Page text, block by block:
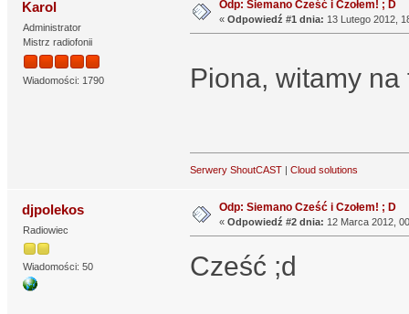
Karol
Administrator
Mistrz radiofonii
Wiadomości: 1790
Odp: Siemano Cześć i Czołem! ; D
« Odpowiedź #1 dnia: 13 Lutego 2012,
Piona, witamy
Serwery ShoutCAST| Cloud solutions
djpolekos
Radiowiec
Wiadomości: 50
Odp: Siemano Cześć i Czołem! ; D
« Odpowiedź #2 dnia: 12 Marca 2012,
Cześć ;d